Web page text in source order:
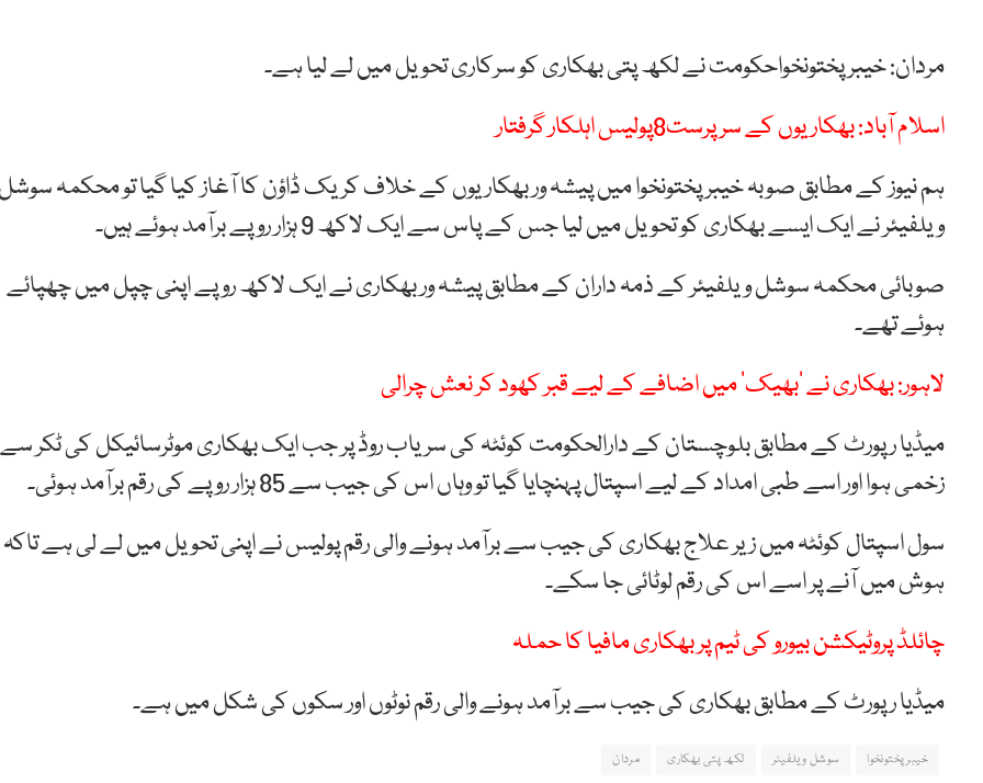
مردان: خیبرپختونخواحکومت نے لکھ پتی بھکاری کو سرکاری تحویل میں لے لیا ہے۔
اسلام آباد: بھکاریوں کے سرپرست8پولیس اہلکار گرفتار
ہم نیوز کے مطابق صوبہ خیبرپختونخوا میں پیشہ ور بھکاریوں کے خلاف کریک ڈاؤن کا آغاز کیا گیا تو محکمہ
ویلفیئر نے ایک ایسے بھکاری کو تحویل میں لیا جس کے پاس سے ایک لاکھ 9 ہزار روپے برآمد ہوئے ہیں۔
صوبائی محکمہ سوشل ویلفیئر کے ذمہ داران کے مطابق پیشہ ور بھکاری نے ایک لاکھ روپے اپنی چپل میں چھپائے
ہوئے تھے۔
لاہور: بھکاری نے ’بھیک‘ میں اضافے کے لیے قبر کھود کر نعش چرالی
میڈیا رپورٹ کے مطابق بلوچستان کے دارالحکومت کوئٹہ کی سریاب روڈ پر جب ایک بھکاری موٹرسائیکل کی ٹکر سے
زخمی ہوا اور اسے طبی امداد کے لیے اسپتال پہنچایا گیا تو وہاں اس کی جیب سے 85 ہزار روپے کی رقم برآمد ہوئی۔
سول اسپتال کوئٹہ میں زیر علاج بھکاری کی جیب سے برآمد ہونے والی رقم پولیس نے اپنی تحویل میں لے لی ہے تاکہ
ہوش میں آنے پر اسے اس کی رقم لوٹائی جا سکے۔
چائلڈ پروٹیکشن بیورو کی ٹیم پر بھکاری مافیا کا حملہ
میڈیا رپورٹ کے مطابق بھکاری کی جیب سے برآمد ہونے والی رقم نوٹوں اور سکوں کی شکل میں ہے۔
خیبرپختونخوا سوشل ویلفیئر لکھ پتی بھکاری مردان